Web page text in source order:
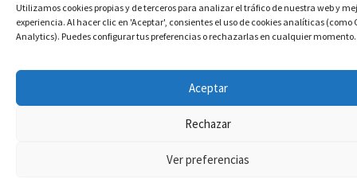
Utilizamos cookies propias y de terceros para analizar el tráfico de nuestra web y
experiencia. Al hacer clic en 'Aceptar', consientes el uso de cookies analíticas (como
Analytics). Puedes configurar tus preferencias o rechazarlas en cualquier momento.
Aceptar
Rechazar
Ver preferencias